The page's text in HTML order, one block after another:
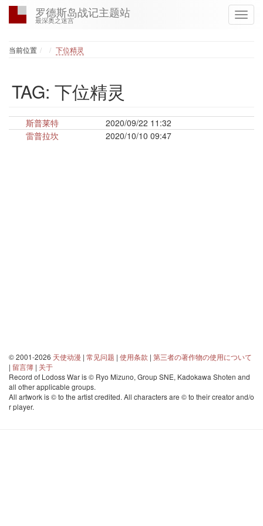
罗德斯岛战记主题站
最深奥之迷宫
当前位置 Home
下位精灵
TAG: 下位精灵
斯普莱特
2020/09/22 11:32
雷普拉坎
2020/10/10 09:47
© 2001-2026 天使动漫 | 常见问题 | 使用条款 | 第三者の著作物の使用について
| 留言簿 | 关于
Record of Lodoss War is © Ryo Mizuno, Group SNE, Kadokawa Shoten and
all other applicable groups.
All artwork is © to the artist credited. All characters are © to their creator and/o
r player.